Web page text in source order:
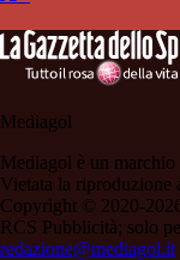
Mediagol
Mediagol è un
Vietata la riproduzione
Copyright © 2020-
RCS Pubblicità; solo
redazione@mediagol.it